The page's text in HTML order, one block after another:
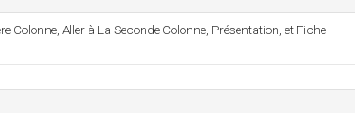
Colonne, Aller à La Seconde Colonne, Présentation, et Fiche